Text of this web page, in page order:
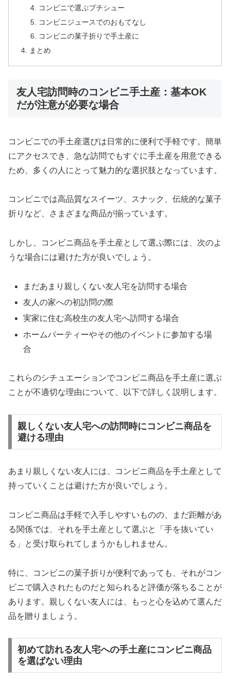
コンビニで選ぶプチシュー
コンビニジュースでのおもてなし
コンビニの菓子折りで手土産に
まとめ
友人宅訪問時のコンビニ手土産：基本OK
だが注意が必要な場合
コンビニでの手土産選びは日常的に便利で手軽です。簡単
にアクセスでき、急な訪問でもすぐに手土産を用意できる
ため、多くの人にとって魅力的な選択肢となっています。
コンビニでは高品質なスイーツ、スナック、伝統的な菓子
折りなど、さまざまな商品が揃っています。
しかし、コンビニ商品を手土産として選ぶ際には、次のよ
うな場合には避けた方が良いでしょう。
まだあまり親しくない友人宅を訪問する場合
友人の家への初訪問の際
実家に住む高校生の友人宅へ訪問する場合
ホームパーティーやその他のイベントに参加する場
合
これらのシチュエーションでコンビニ商品を手土産に選ぶ
ことが不適切な理由について、以下で詳しく説明します。
親しくない友人宅への訪問時にコンビニ商品を
避ける理由
あまり親しくない友人には、コンビニ商品を手土産として
持っていくことは避けた方が良いでしょう。
コンビニ商品は手軽で入手しやすいものの、まだ距離があ
る関係では、それを手土産として選ぶと「手を抜いてい
る」と受け取られてしまうかもしれません。
特に、コンビニの菓子折りが便利であっても、それがコン
ビニで購入されたものだと知られると評価が落ちることが
あります。親しくない友人には、もっと心を込めて選んだ
品を贈りましょう。
初めて訪れる友人宅への手土産にコンビニ商品
を選ばない理由